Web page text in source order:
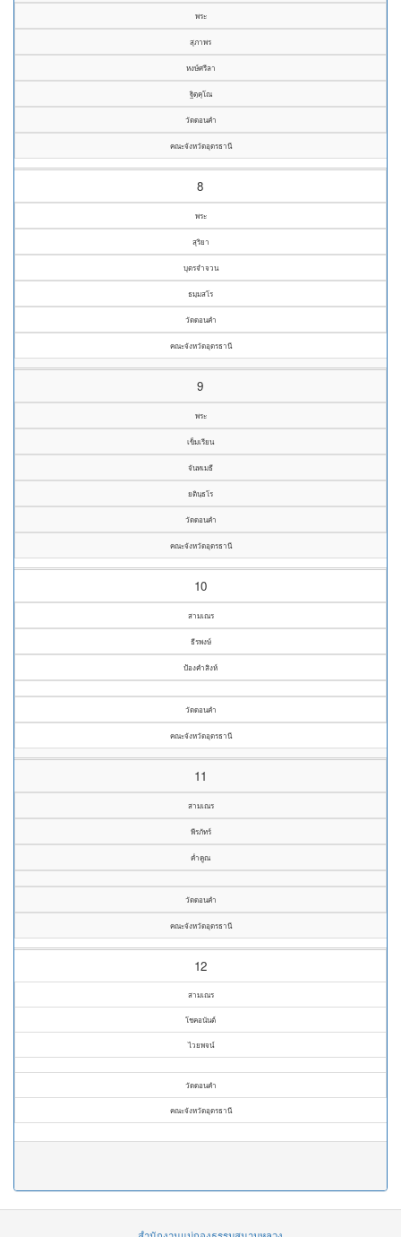
พระ
สุภาพร
หงษ์ศรีลา
ฐิตฺคุโณ
วัดดอนคำ
คณะจังหวัดอุดรธานี
8
พระ
สุริยา
บุตรจำจวน
ธมฺมสโร
วัดดอนคำ
คณะจังหวัดอุดรธานี
9
พระ
เข็มเรียน
จันทเมธี
ยตินฺธโร
วัดดอนคำ
คณะจังหวัดอุดรธานี
10
สามเณร
ธีรพงษ์
ป้องคำสิงห์
วัดดอนคำ
คณะจังหวัดอุดรธานี
11
สามเณร
พีรภัทร์
ค่ำคูณ
วัดดอนคำ
คณะจังหวัดอุดรธานี
12
สามเณร
โชคอนันต์
ไวยพจน์
วัดดอนคำ
คณะจังหวัดอุดรธานี